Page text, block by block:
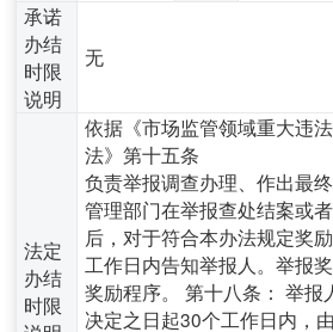
承诺
办结
时限
说明
无
法定
办结
时限
依据《市场监管领域重大违
法》第十五条
负责举报调查办理、作出最
管理部门在举报查处结案或
后，对于符合本办法规定奖
工作日内告知举报人。举报
奖励程序。 第十八条： 举报
决定之日起30个工作日内，